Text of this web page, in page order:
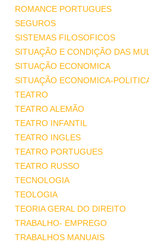
ROMANCE PORTUGUES
SEGUROS
SISTEMAS FILOSOFICOS
SITUAÇÃO E CONDIÇÃO DAS
SITUAÇÃO ECONOMICA
SITUAÇÃO ECONOMICA-
TEATRO
TEATRO ALEMÃO
TEATRO INFANTIL
TEATRO INGLES
TEATRO PORTUGUES
TEATRO RUSSO
TECNOLOGIA
TEOLOGIA
TEORIA GERAL DO DIREITO
TRABALHO- EMPREGO
TRABALHOS MANUAIS